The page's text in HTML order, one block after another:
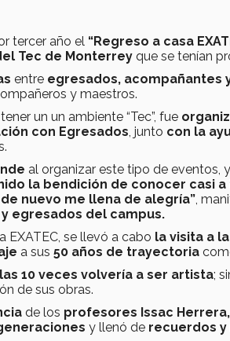
tercer año el “Regreso a casa
Tec de Monterrey que se tenían
entre egresados, acompañantes
y maestros.
un un ambiente “Tec”, fue
con Egresados, junto con la
al organizar este tipo de eventos,
la bendición de conocer casi
nuevo me llena de alegría”,
egresados del campus.
se llevó a cabo la visita a
a sus 50 años de trayectoria
10 veces volvería a ser artista;
de sus obras.
de los profesores Issac
y llenó de recuerdos